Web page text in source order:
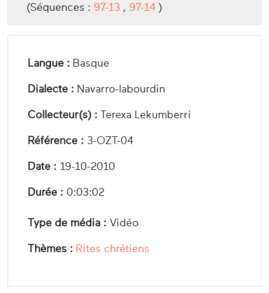
(Séquences : 97-13 , 97-14 )
Langue : Basque
Dialecte : Navarro-labourdin
Collecteur(s) : Terexa Lekumberri
Référence : 3-OZT-04
Date : 19-10-2010
Durée : 0:03:02
Type de média : Vidéo
Thèmes : Rites chrétiens